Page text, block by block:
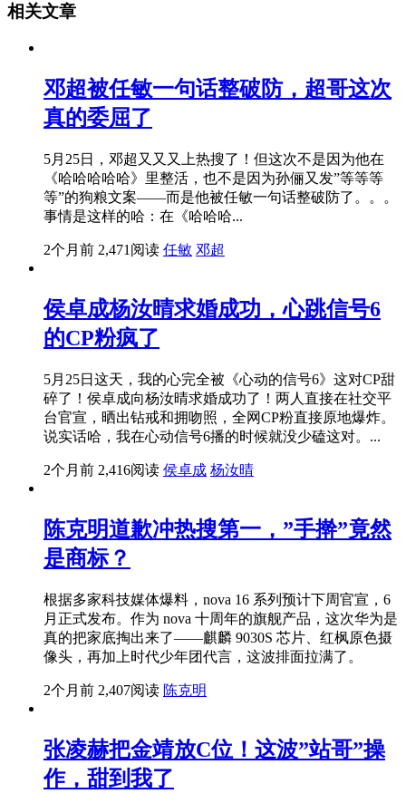
相关文章
邓超被任敏一句话整破防，超哥这次
真的委屈了
5月25日，邓超又又又上热搜了！但这次不是因为他在
《哈哈哈哈哈》里整活，也不是因为孙俪又发”等等等
等”的狗粮文案——而是他被任敏一句话整破防了。。。
事情是这样的哈：在《哈哈哈...
2个月前 2,471阅读 任敏 邓超
侯卓成杨汝晴求婚成功，心跳信号6
的CP粉疯了
5月25日这天，我的心完全被《心动的信号6》这对CP甜
碎了！侯卓成向杨汝晴求婚成功了！两人直接在社交平
台官宣，晒出钻戒和拥吻照，全网CP粉直接原地爆炸。
说实话哈，我在心动信号6播的时候就没少磕这对。...
2个月前 2,416阅读 侯卓成 杨汝晴
陈克明道歉冲热搜第一，”手擀”竟然
是商标？
根据多家科技媒体爆料，nova 16 系列预计下周官宣，6
月正式发布。作为 nova 十周年的旗舰产品，这次华为是
真的把家底掏出来了——麒麟 9030S 芯片、红枫原色摄
像头，再加上时代少年团代言，这波排面拉满了。
2个月前 2,407阅读 陈克明
张凌赫把金靖放C位！这波”站哥”操
作，甜到我了